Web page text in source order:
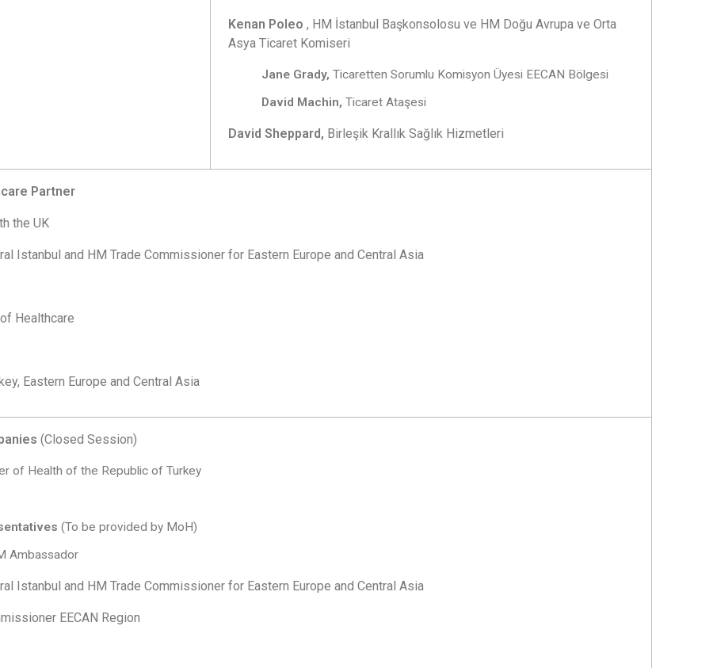
Kenan Poleo, HM İstanbul Başkonsolosu ve HM Doğu Avrupa ve Orta
Asya Ticaret Komiseri
Jane Grady,Ticaretten Sorumlu Komisyon Üyesi EECAN Bölgesi
David Machin,Ticaret Ataşesi
David Sheppard, Birleşik Krallık Sağlık Hizmetleri
Partner
the UK
Istanbul and HM Trade Commissioner for Eastern Europe and Central Asia
Healthcare
Eastern Europe and Central Asia
(Closed Session)
of Health of the Republic of Turkey
(To be provided by MoH)
Ambassador
Istanbul and HM Trade Commissioner for Eastern Europe and Central Asia
EECAN Region